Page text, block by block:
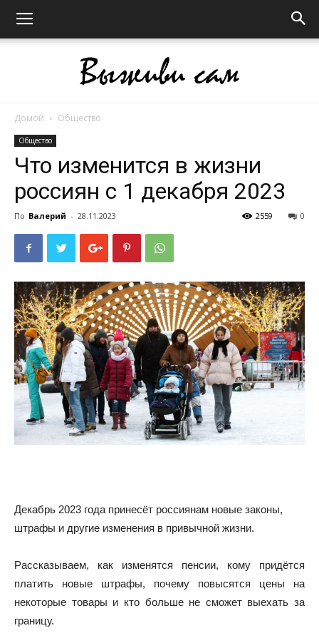
сам
Домой Общество
Общество
Что изменится в жизни
россиян с 1 декабря 2023
По Валерий - 28.11.2023 0
2559
Декабрь 2023 года принесёт россиянам новые законы,
штрафы и другие изменения в привычной жизни.
Рассказываем, как изменятся пенсии, кому придётся
платить новые штрафы, почему повысятся цены на
некоторые товары и кто больше не сможет выехать за
границу.